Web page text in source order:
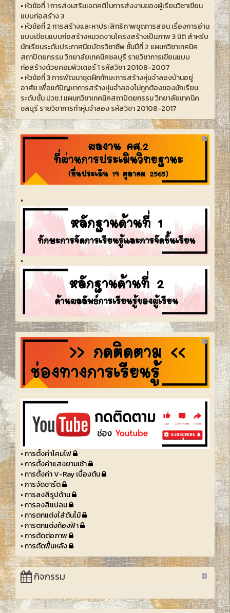
• หัวข้อที่ 1 การส่งเสริมเจตคติในการส่งงานของผู้เรียนวิชาเขียน
แบบก่อสร้าง 3
• หัวข้อที่ 2 การสร้างและหาประสิทธิภาพชุดการสอน เรื่องการอ่าน
แบบเขียนแบบก่อสร้างหมวดงานโครงสร้างเป็นภาพ 3 มิติ สำหรับ
นักเรียนระดับประกาศนียบัตรวิชาชีพ ชั้นปีที่ 2 แผนกวิชาเทคนิค
สถาปัตยกรรม วิทยาลัยเทคนิคชลบุรี รายวิชาการเขียนแบบ
ก่อสร้างด้วยคอมพิวเตอร์ 1 รหัสวิชา 20108-2007
• หัวข้อที่ 3 การพัฒนาชุดฝึกทักษะการสร้างหุ่นจำลองบ้านอยู่
อาศัย เพื่อแก้ปัญหาการสร้างหุ่นจำลองไม่ถูกต้องของนักเรียน
ระดับชั้น ปวช.1 แผนกวิชาเทคนิคสถาปัตยกรรม วิทยาลัยเทคนิค
ชลบุรี รายวิชาการทำหุ่นจำลอง รหัสวิชา 20108-2017
•
•
• การตั้งค่าโคมไฟ
• การตั้งค่าแสงยามเช้า
• การตั้งค่า V-Ray เบื้องต้น
• การจัดชาร์ต
• การลงสีรูปด้าน
• การลงสีแปลน
• การตกแต่งใส่ต้นไม้
• การตกแต่งท้องฟ้า
• การตัดต่อภาพ
• การตัดพื้นหลัง
กิจกรรม